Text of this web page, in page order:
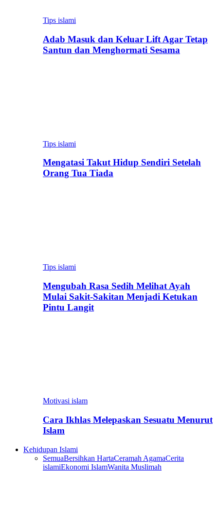
Tips islami
Adab Masuk dan Keluar Lift Agar Tetap
Santun dan Menghormati Sesama
Tips islami
Mengatasi Takut Hidup Sendiri Setelah
Orang Tua Tiada
Tips islami
Mengubah Rasa Sedih Melihat Ayah
Mulai Sakit-Sakitan Menjadi Ketukan
Pintu Langit
Motivasi islam
Cara Ikhlas Melepaskan Sesuatu Menurut
Islam
Kehidupan Islami
SemuaBersihkan HartaCeramah AgamaCerita
islamiEkonomi IslamWanita Muslimah